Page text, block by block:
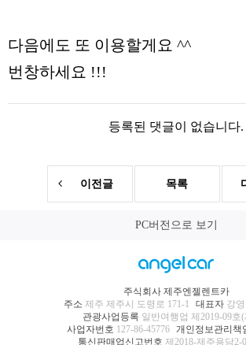
다음에도 또 이용할게요 ^^
번창하세요 !!!
등록된 댓글이 없습니다.
이전글 목록
PC버전으로 보기
주식회사 제주엔젤렌트카
주소 제주 제주시 도령로 171-1 대표자 강
관광사업등록 일반여행업 제2019-09호
사업자번호 127-86-45776 개인정보관리책
통신판매업신고번호 제2018-제주용담2-